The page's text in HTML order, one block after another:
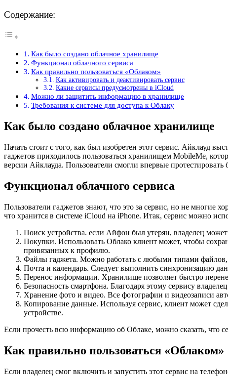
Содержание:
Как было создано облачное хранилище
Функционал облачного сервиса
Как правильно пользоваться «Облаком»
Как активировать и деактивировать сервис
Какие сервисы предусмотрены в iCloud
Можно ли защитить информацию в хранилище
Требования к системе для доступа к Облаку
Как было создано облачное хранилище
Начать стоит с того, как был изобретен этот сервис. Айклауд
гаджетов приходилось пользоваться хранилищем MobileMe,
версии Айклауда. Пользователи смогли впервые протестировать
Функционал облачного сервиса
Пользователи гаджетов знают, что это за сервис, но не многие
что хранится в системе iCloud на iPhone. Итак, сервис можно
Поиск устройства. если Айфон был утерян, владелец
Покупки. Использовать Облако клиент может, чтобы
привязанных к профилю.
Файлы гаджета. Можно работать с любыми типами
Почта и календарь. Следует выполнить синхронизацию
Перенос информации. Хранилище позволяет быстро
Безопасность смартфона. Благодаря этому сервису
Хранение фото и видео. Все фотографии и видеозаписи
Копирование данные. Используя сервис, клиент может
устройстве.
Если прочесть всю информацию об Облаке, можно сказать, что
Как правильно пользоваться «Облаком»
Если владелец смог включить и запустить этот сервис на